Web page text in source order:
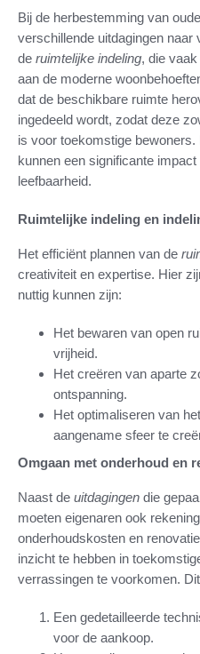
Bij de herbestemming van
verschillende uitdagingen naar
de ruimtelijke indeling, die
aan de moderne
dat de beschikbare ruimte
ingedeeld wordt, zodat deze
is voor toekomstige
kunnen een significante
leefbaarheid.
Ruimtelijke indeling en
Het efficiënt plannen van de
creativiteit en expertise. Hier
nuttig kunnen zijn:
Het bewaren van open
vrijheid.
Het creëren van aparte
ontspanning.
Het optimaliseren van
aangename sfeer te
Omgaan met onderhoud en
Naast de uitdagingen die
moeten eigenaren ook
onderhoudskosten en
inzicht te hebben in
verrassingen te voorkomen.
Een gedetailleerde
voor de aankoop.